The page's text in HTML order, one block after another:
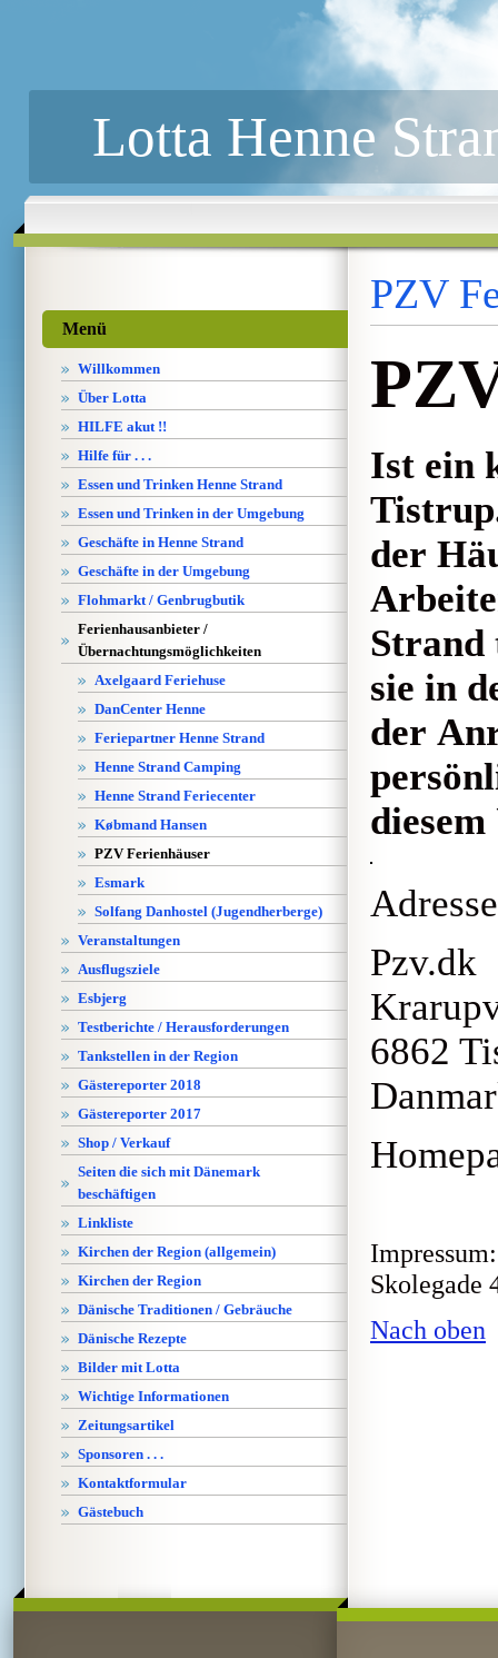
Lotta Henne
Menü
Willkommen
Über Lotta
HILFE akut !!
Hilfe für . . .
Essen und Trinken Henne Strand
Essen und Trinken in der Umgebung
Geschäfte in Henne Strand
Geschäfte in der Umgebung
Flohmarkt / Genbrugbutik
Ferienhausanbieter /
Übernachtungsmöglichkeiten
Axelgaard Feriehuse
DanCenter Henne
Feriepartner Henne Strand
Henne Strand Camping
Henne Strand Feriecenter
Købmand Hansen
PZV Ferienhäuser
Esmark
Solfang Danhostel (Jugendherberge)
Veranstaltungen
Ausflugsziele
Esbjerg
Testberichte / Herausforderungen
Tankstellen in der Region
Gästereporter 2018
Gästereporter 2017
Shop / Verkauf
Seiten die sich mit Dänemark
beschäftigen
Linkliste
Kirchen der Region (allgemein)
Kirchen der Region
Dänische Traditionen / Gebräuche
Dänische Rezepte
Bilder mit Lotta
Wichtige Informationen
Zeitungsartikel
Sponsoren . . .
Kontaktformular
Gästebuch
PZV
Ist ein
der
Strand
sie in
der
Pzv.dk
6862
Skolegade
Nach oben